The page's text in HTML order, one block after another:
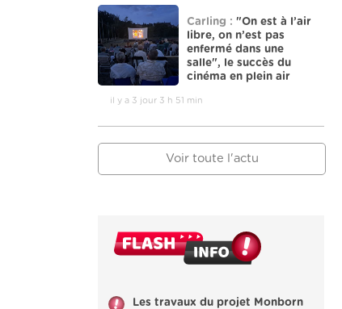
Carling : "On est à l’air
libre, on n’est pas
enfermé dans une
salle", le succès du
cinéma en plein air
il y a 3 jour 3 h 51 min
Voir toute l'actu
Les travaux du projet Monborn